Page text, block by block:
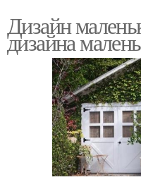
Дизайн
дизайна